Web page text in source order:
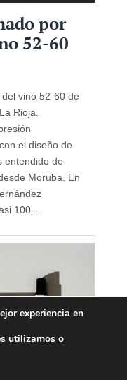
por
52-60
vino 52-60 de
Rioja.
el diseño de
entendido de
Moruba. En
100 ...
experiencia en
utilizamos o